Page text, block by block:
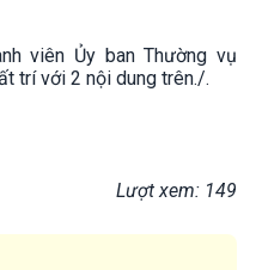
viên Ủy ban Thường vụ
trí với 2 nội dung trên./.
Lượt xem: 149